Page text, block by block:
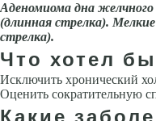
Аденомиома дна
(длинная стрелка).
стрелка).
Что хотел
Исключить хронический
Оценить сократительную